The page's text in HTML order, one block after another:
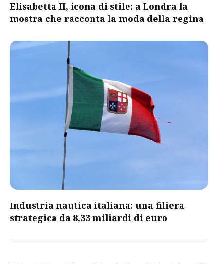
Elisabetta II, icona di stile: a Londra la
mostra che racconta la moda della regina
​Industria nautica italiana: una filiera
strategica da 8,33 miliardi di euro​